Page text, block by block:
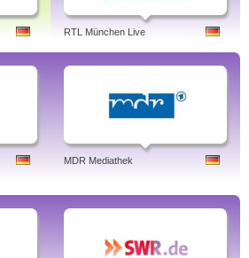
RTL München Live
MDR Mediathek